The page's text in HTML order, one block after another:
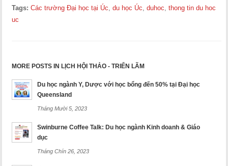
Tags: Các trường Đại học tại Úc,du học Úc,duhoc,thong tin du hoc
uc
MORE POSTS IN LỊCH HỘI THẢO - TRIỂN LÃM
Du học ngành Y, Dược với học bổng đến 50% tại Đại học
Queensland
Tháng Mười 5, 2023
Swinburne Coffee Talk: Du học ngành Kinh doanh & Giáo
dục
Tháng Chín 26, 2023